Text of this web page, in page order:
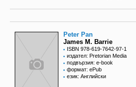
Peter Pan
James M. Barrie
ISBN 978-619-7642-97-1
издател: Pretorian Media
подвързия: e-book
формат: ePub
език: Английски